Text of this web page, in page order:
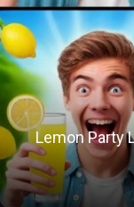
Lemon Party